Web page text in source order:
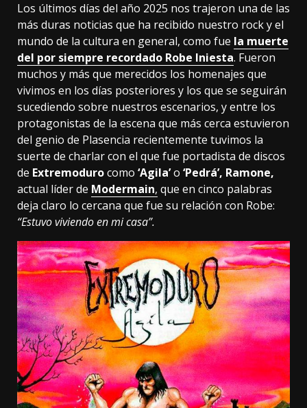
Los últimos días del año 2025 nos trajeron una de las
más duras noticias que ha recibido nuestro rock y el
mundo de la cultura en general, como fue la muerte
del por siempre recordado Robe Iniesta. Fueron
muchos y más que merecidos los homenajes que
vivimos en los días posteriores y los que se seguirán
sucediendo sobre nuestros escenarios, y entre los
protagonistas de la escena que más cerca estuvieron
del genio de Plasencia recientemente tuvimos la
suerte de charlar con el que fue portadista de discos
de Extremodurocomo ‘Agila’o ‘Pedrá’, Ramone,
actual líder de Modermain, que en cinco palabras
deja claro lo cercana que fue su relación con Robe:
“Estuvo viviendo en mi casa”.